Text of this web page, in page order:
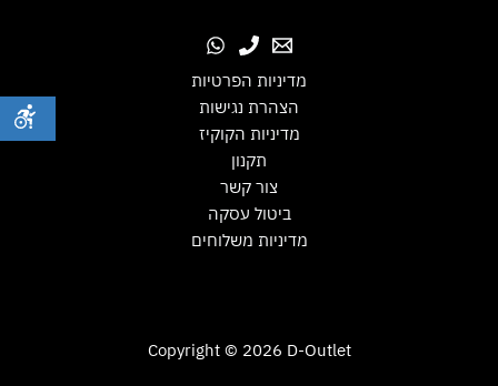
מדיניות הפרטיות
הצהרת נגישות
מדיניות הקוקיז
תקנון
צור קשר
ביטול עסקה
מדיניות משלוחים
Copyright © 2026 D-Outlet